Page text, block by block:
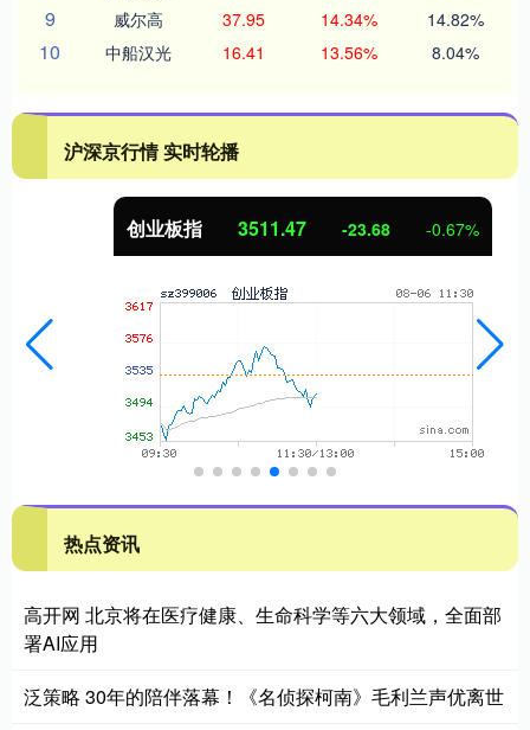
9 威尔高 37.95 14.34% 14.82%
10 中船汉光 16.41 13.56% 8.04%
沪深京行情 实时轮播
创业板指 3511.47 -23.68 -0.67%
热点资讯
高开网 北京将在医疗健康、生命科学等六大领域，全面部
署AI应用
泛策略 30年的陪伴落幕！《名侦探柯南》毛利兰声优离世